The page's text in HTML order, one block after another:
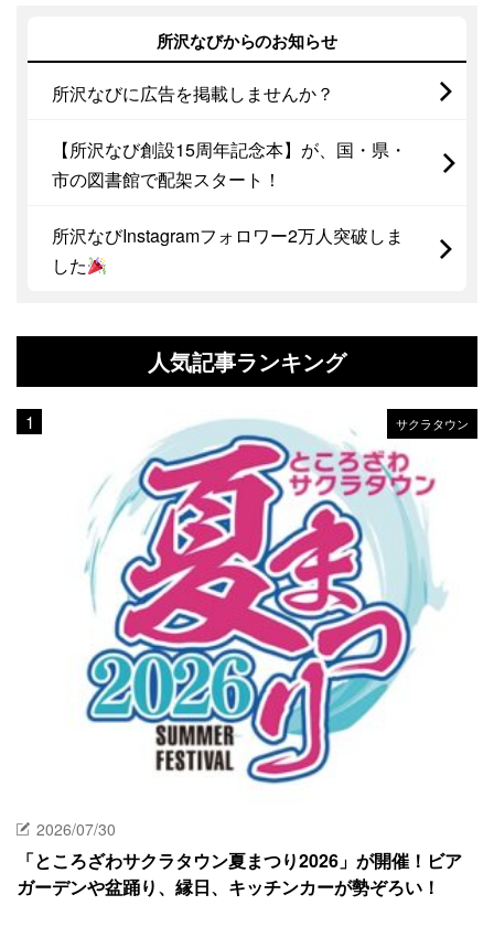
所沢なびからのお知らせ
所沢なびに広告を掲載しませんか？
【所沢なび創設15周年記念本】が、国・県・
市の図書館で配架スタート！
所沢なびInstagramフォロワー2万人突破しま
した
人気記事ランキング
サクラタウン
2026/07/30
「ところざわサクラタウン夏まつり2026」が開催！ビア
ガーデンや盆踊り、縁日、キッチンカーが勢ぞろい！